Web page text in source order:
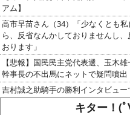
アム】
高市早苗さん（34）「少なくとも
ら、反省なんかしておりませんし
おります」
【悲報】国民民主党代表選、玉木
幹事長の不出馬にネットで疑問噴
吉村誠之助騎手の勝利インタビュ
キター！(